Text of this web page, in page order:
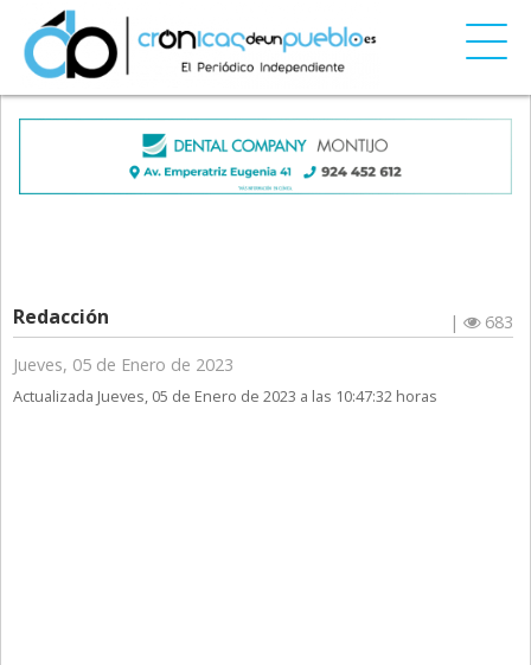
Redacción |
683
Jueves, 05 de Enero de 2023
Actualizada Jueves, 05 de Enero de 2023 a las 10:47:32 horas